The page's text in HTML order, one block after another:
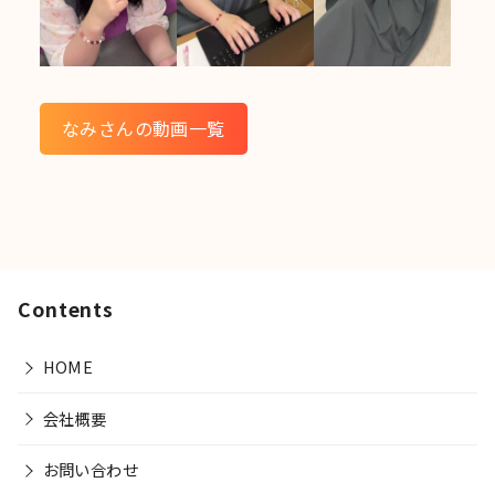
なみさんの動画一覧
Contents
HOME
会社概要
お問い合わせ